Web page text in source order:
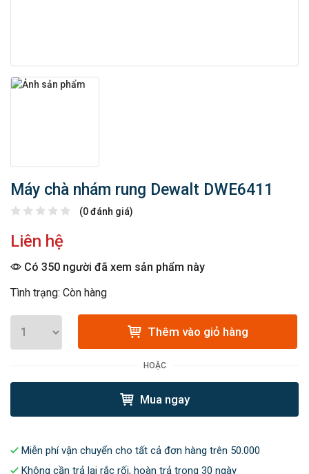
Máy chà nhám rung Dewalt DWE6411
(0 đánh giá)
Liên hệ
Có 350 người đã xem sản phẩm này
Tình trạng: Còn hàng
Thêm vào giỏ hàng
HOẶC
Mua ngay
Miễn phí vận chuyển cho tất cả đơn hàng trên 50.000
Không cần trả lại rắc rối, hoàn trả trong 30 ngày